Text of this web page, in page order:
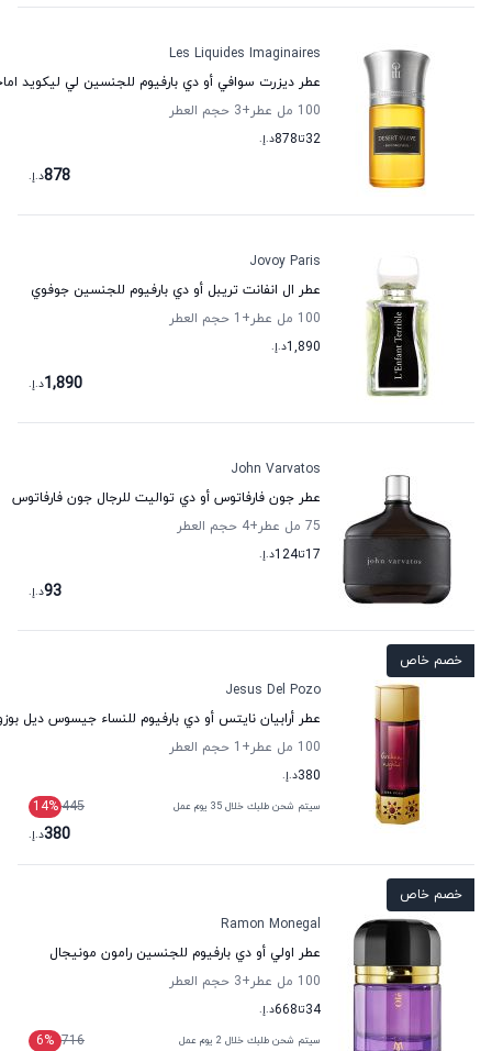
Les Liquides Imaginaires
عطر ديزرت سوافي أو دي بارفيوم للجنسين لي ليكويد
100 مل عطر
+3
حجم العطر
32تا878د.إ.
878د.إ.
Jovoy Paris
عطر ال انفانت تريبل أو دي بارفيوم للجنسين جوفوي
100 مل عطر
+1
حجم العطر
1,890د.إ.
1,890د.إ.
John Varvatos
عطر جون فارفاتوس أو دي تواليت للرجال جون فارفاتوس
75 مل عطر
+4
حجم العطر
17تا124د.إ.
93د.إ.
خصم خاص
Jesus Del Pozo
عطر أرابيان نايتس أو دي بارفيوم للنساء جيسوس ديل
100 مل عطر
+1
حجم العطر
380د.إ.
سيتم شحن طلبك خلال 35 يوم عمل 445
14%
380د.إ.
خصم خاص
Ramon Monegal
عطر اولي أو دي بارفيوم للجنسين رامون مونيجال
100 مل عطر
+3
حجم العطر
34تا668د.إ.
سيتم شحن طلبك خلال 2 يوم عمل 716
6%